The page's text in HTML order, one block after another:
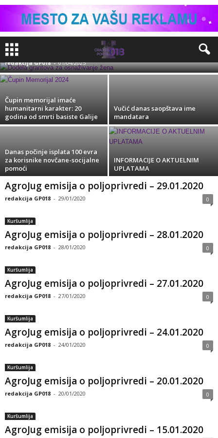
Dodela grantova do 10.000 evra za
organizacije iz oblasti osnaživanja žena
redakcija GP018 - 01/04/2025
Čupin memorijal imaće
humanitarni karakter: 20
godina od smrti basiste Galije
Vučić danas saopštava ime
mandatara
Danas počinje isplata 100 evra
za korisnike novčane-socijalne
pomoći
INFORMACIJE O AKTUELNIM
UPLATAMA
Kuršumlija
AgroJug emisija o poljoprivredi – 29.01.2020
redakcija GP018 - 29/01/2020 0
Kuršumlija
AgroJug emisija o poljoprivredi – 28.01.2020
redakcija GP018 - 28/01/2020 0
Kuršumlija
AgroJug emisija o poljoprivredi – 27.01.2020
redakcija GP018 - 27/01/2020 0
Kuršumlija
AgroJug emisija o poljoprivredi – 24.01.2020
redakcija GP018 - 24/01/2020 0
Kuršumlija
AgroJug emisija o poljoprivredi – 20.01.2020
redakcija GP018 - 20/01/2020 0
Kuršumlija
AgroJug emisija o poljoprivredi – 15.01.2020